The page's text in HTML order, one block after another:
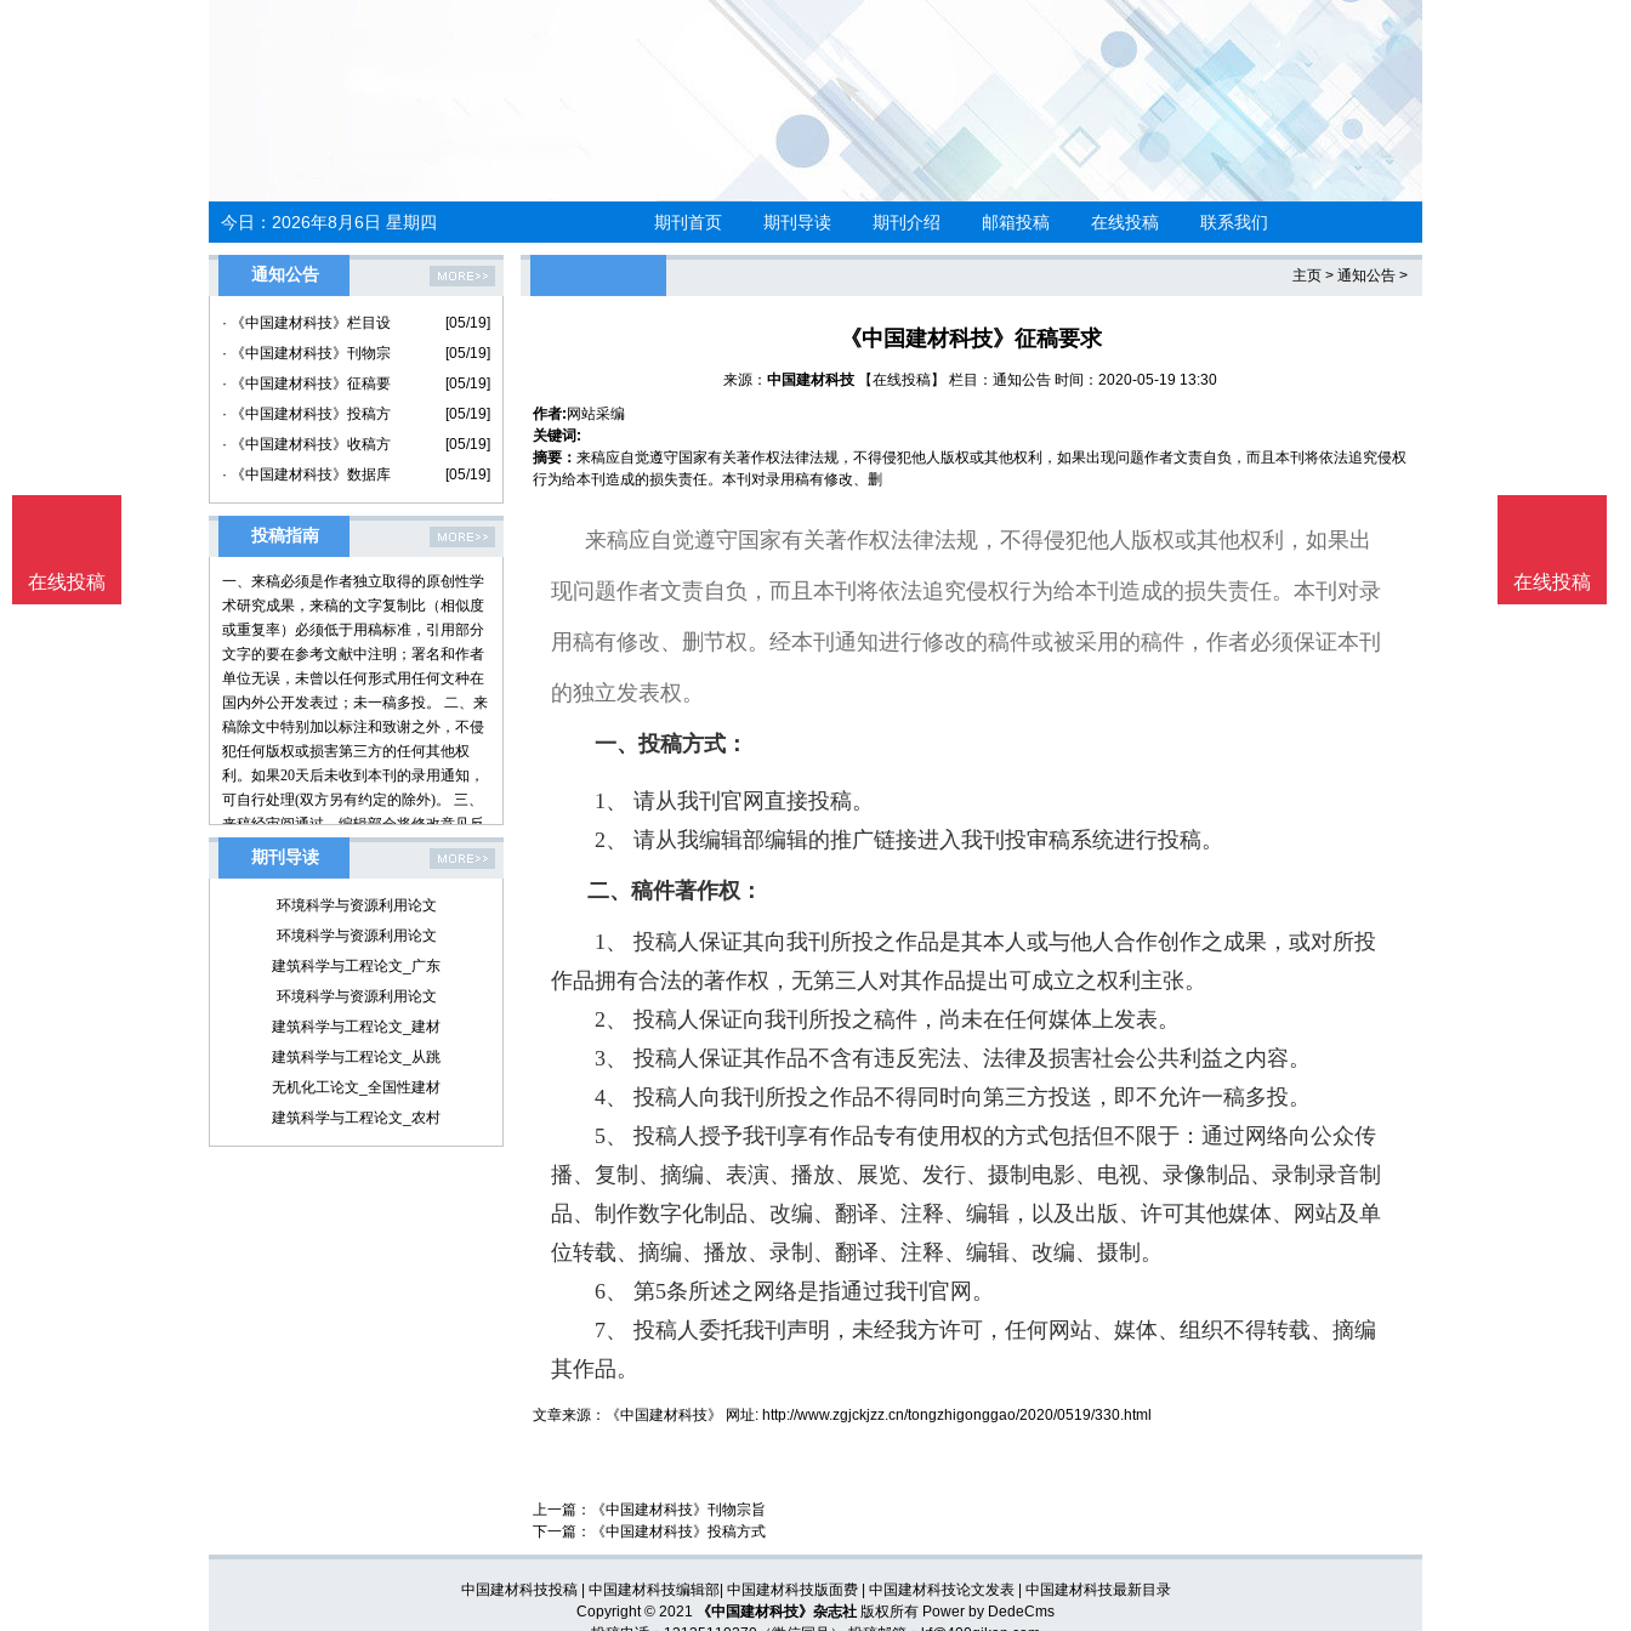
今日： 2026年8月6日 星期四 期刊首页 期刊导读 期刊介绍 邮箱投稿 在线投稿 联系我们
通知公告
· 《中国建材科技》栏目设
[05/19]
· 《中国建材科技》刊物宗
[05/19]
· 《中国建材科技》征稿要
[05/19]
· 《中国建材科技》投稿方
[05/19]
· 《中国建材科技》收稿方
[05/19]
· 《中国建材科技》数据库
[05/19]
投稿指南
一、来稿必须是作者独立取得的原创性学
术研究成果，来稿的文字复制比（相似度
或重复率）必须低于用稿标准，引用部分
文字的要在参考文献中注明；署名和作者
单位无误，未曾以任何形式用任何文种在
国内外公开发表过；未一稿多投。 二、来
稿除文中特别加以标注和致谢之外，不侵
犯任何版权或损害第三方的任何其他权
利。如果20天后未收到本刊的录用通知，
可自行处理(双方另有约定的除外)。 三、
来稿经审阅通过，编辑部会将修改意见反
馈给您，您应在收到通知7天内提交修改
稿。作者享有引用和复制该文的权利及著
作权法的其它权利。 四、一般来说，4500
文章，不能说清问题，很难保证学术质
量，本刊恕不受理。 五、论文格式及要
素：标题、作者、工作单位全称(院系处
室)、摘要、关键词、正文、注释、参考文
查看参考文献格式示例)、作者简介(100字
内)、联系方式(通信地址、邮编、电话、
电子信箱)。 六、处理流程：（1） 通过电
观点。由此引发的任何纠纷和争议本刊不
权，但仅限于不违背作者原意的技术性调
期刊导读
环境科学与资源利用论文
环境科学与资源利用论文
建筑科学与工程论文_广东
环境科学与资源利用论文
建筑科学与工程论文_建材
建筑科学与工程论文_从跳
无机化工论文_全国性建材
建筑科学与工程论文_农村
主页 > 通知公告 >
《中国建材科技》征稿要求
来源： 中国建材科技 【在线投稿】 栏目： 通知公告 时间：2020-05-19 13:30
作者: 网站采编
关键词:
摘要： 来稿应自觉遵守国家有关著作权法律法规，不得侵犯他人版权或其他权利，如果出现问题作者文责自负，而且本刊将依法追究侵权
行为给本刊造成的损失责任。本刊对录用稿有修改、删
来稿应自觉遵守国家有关著作权法律法规，不得侵犯他人版权或其他权利，如果出
现问题作者文责自负，而且本刊将依法追究侵权行为给本刊造成的损失责任。本刊对录
用稿有修改、删节权。经本刊通知进行修改的稿件或被采用的稿件，作者必须保证本刊
的独立发表权。
一、投稿方式：
1、 请从我刊官网 直接投稿。
2、 请从我编辑部编辑的推广链接进入我刊投审稿系统进行投稿。
二、稿件著作权：
1、 投稿人保证其向我刊所投之作品是其本人或与他人合作创作之成果，或对所投
作品拥有合法的著作权，无第三人对其作品提出可成立之权利主张。
2、 投稿人保证向我刊所投之稿件，尚未在任何媒体上发表。
3、 投稿人保证其作品不含有违反宪法、法律及损害社会公共利益之内容。
4、 投稿人向我刊所投之作品不得同时向第三方投送，即不允许一稿多投。
5、 投稿人授予我刊享有作品专有使用权的方式包括但不限于：通过网络向公众传
播、复制、摘编、表演、播放、展览、发行、摄制电影、电视、录像制品、录制录音制
品、制作数字化制品、改编、翻译、注释、编辑，以及出版、许可其他媒体、网站及单
位转载、摘编、播放、录制、翻译、注释、编辑、改编、摄制。
6、 第5条所述之网络是指通过我刊官网。
7、 投稿人委托我刊声明，未经我方许可，任何网站、媒体、组织不得转载、摘编
其作品。
文章来源： 《中国建材科技》 网址: http://www.zgjckjzz.cn/tongzhigonggao/2020/0519/330.html
上一篇：
《中国建材科技》刊物宗旨
下一篇：
《中国建材科技》投稿方式
中国建材科技投稿| 中国建材科技编辑部| 中国建材科技版面费| 中国建材科技论文发表| 中国建材科技最新目录
Copyright © 2021
《中国建材科技》杂志社 版权所有 Power by DedeCms
在线投稿
在线投稿